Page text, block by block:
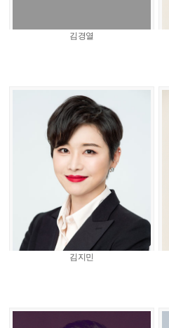
김경열
김지민